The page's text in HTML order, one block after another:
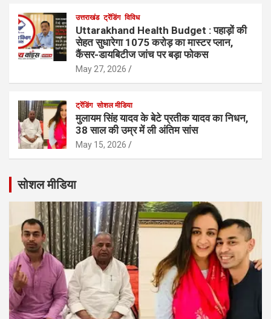
उत्तराखंड ट्रेंडिंग विविध
Uttarakhand Health Budget : पहाड़ों की
सेहत सुधारेगा 1075 करोड़ का मास्टर प्लान,
कैंसर-डायबिटीज जांच पर बड़ा फोकस
May 27, 2026
ट्रेंडिंग सोशल मीडिया
मुलायम सिंह यादव के बेटे प्रतीक यादव का निधन,
38 साल की उम्र में ली अंतिम सांस
May 15, 2026
सोशल मीडिया